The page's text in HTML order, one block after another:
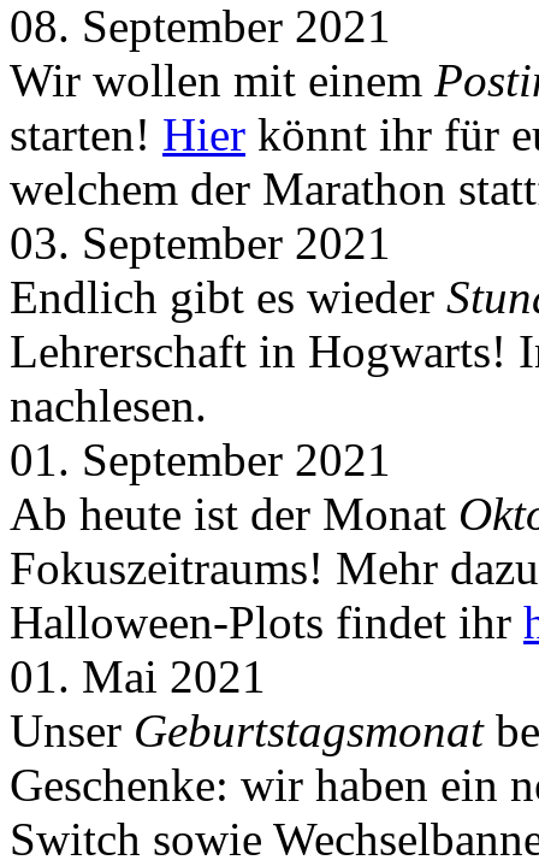
08. September 2021
Wir wollen mit einem
starten! Hier könnt ihr für
welchem der Marathon
03. September 2021
Endlich gibt es wieder
Lehrerschaft in Hogwarts!
nachlesen.
01. September 2021
Ab heute ist der Monat
Fokuszeitraums! Mehr
Halloween-Plots findet ihr
01. Mai 2021
Unser Geburtstagsmonat
Geschenke: wir haben ein
Switch sowie